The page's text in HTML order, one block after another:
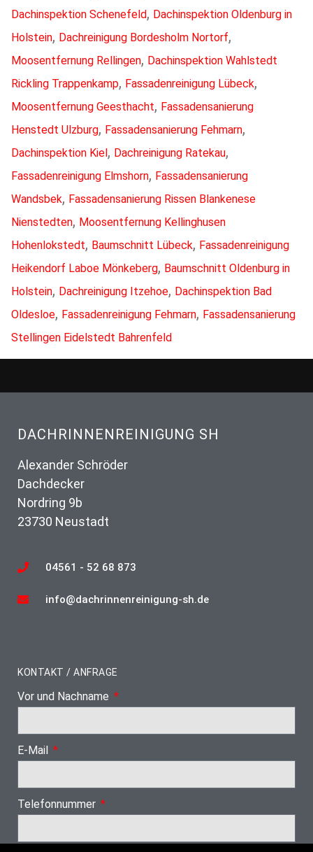
Dachinspektion Schenefeld, Dachinspektion Oldenburg in
Holstein, Dachreinigung Bordesholm Nortorf,
Moosentfernung Rellingen, Dachinspektion Wahlstedt
Rickling Trappenkamp, Fassadenreinigung Lübeck,
Moosentfernung Geesthacht, Fassadensanierung
Henstedt Ulzburg, Fassadensanierung Fehmarn,
Dachinspektion Kiel, Dachreinigung Ratekau,
Fassadenreinigung Elmshorn, Fassadensanierung
Wandsbek, Fassadensanierung Rissen Blankenese
Nienstedten, Moosentfernung Kellinghusen
Hohenlokstedt, Baumschnitt Lübeck, Fassadenreinigung
Heikendorf Laboe Mönkeberg, Baumschnitt Oldenburg in
Holstein, Dachreinigung Itzehoe, Dachinspektion Bad
Oldesloe, Fassadenreinigung Fehmarn, Fassadensanierung
Stellingen Eidelstedt Bahrenfeld
DACHRINNENREINIGUNG SH
Alexander Schröder
Dachdecker
Nordring 9b
23730 Neustadt
04561 - 52 68 873
info@dachrinnenreinigung-sh.de
KONTAKT / ANFRAGE
Vor und Nachname
E-Mail
Telefonnummer